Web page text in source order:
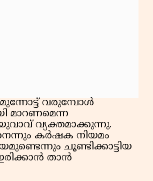
വരുമ്പോൾ
മാറണമെന്ന
വ്യക്തമാക്കുന്നു.
കർഷക നിയമം
ചൂണ്ടിക്കാട്ടിയ
താൻ